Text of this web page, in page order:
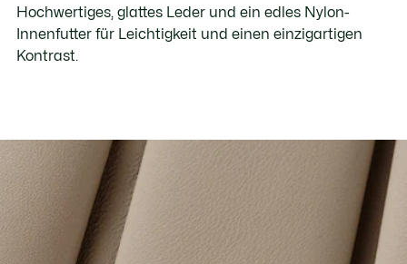
Hochwertiges, glattes Leder und ein edles Nylon-
Innenfutter für Leichtigkeit und einen einzigartigen
Kontrast.